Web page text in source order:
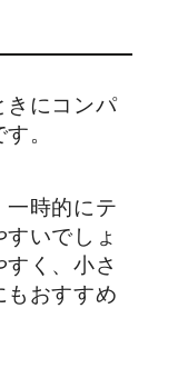
きにコンパ
。
一時的にテ
いでしょ
く、小さ
もおすすめ